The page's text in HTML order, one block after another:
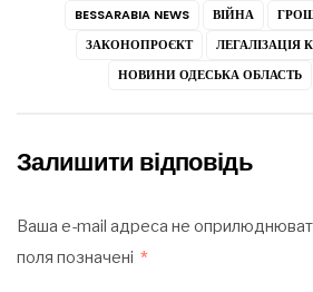
BESSARABIA NEWS ВІЙНА
ЗАКОНОПРОЄКТ
НОВИНИ ОДЕСЬКА ОБЛАСТЬ
Залишити відповідь
Ваша e-mail адреса не
поля позначені *